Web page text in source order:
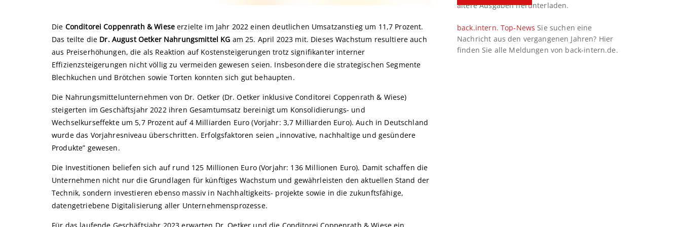
Die Conditorei Coppenrath & Wieseerzielte im Jahr 2022 einen deutlichen Umsatzanstieg um 11,7 Prozent.
Das teilte die Dr. August Oetker Nahrungsmittel KG am 25. April 2023 mit. Dieses Wachstum resultiere auch
aus Preiserhöhungen, die als Reaktion auf Kostensteigerungen trotz signifikanter interner
Effizienzsteigerungen nicht völlig zu vermeiden gewesen seien. Insbesondere die strategischen Segmente
Blechkuchen und Brötchen sowie Torten konnten sich gut behaupten.
Die Nahrungsmittelunternehmen von Dr. Oetker (Dr. Oetker inklusive Conditorei Coppenrath & Wiese)
steigerten im Geschäftsjahr 2022 ihren Gesamtumsatz bereinigt um Konsolidierungs- und
Wechselkurseffekte um 5,7 Prozent auf 4 Milliarden Euro (Vorjahr: 3,7 Milliarden Euro). Auch in Deutschland
wurde das Vorjahresniveau überschritten. Erfolgsfaktoren seien „innovative, nachhaltige und gesündere
Produkte” gewesen.
Die Investitionen beliefen sich auf rund 125 Millionen Euro (Vorjahr: 136 Millionen Euro). Damit schaffen die
Unternehmen nicht nur die Grundlagen für künftiges Wachstum und gewährleisten den aktuellen Stand der
Technik, sondern investieren ebenso massiv in Nachhaltigkeits- projekte sowie in die zukunftsfähige,
datengetriebene Digitalisierung aller Unternehmensprozesse.
Für das laufende Geschäftsjahr 2023 erwarten Dr. Oetker und die Conditorei Coppenrath & Wiese ein
ältere Ausgaben herunterladen.
back.intern. Top-News Sie suchen eine
Nachricht aus den vergangenen Jahren? Hier
finden Sie alle Meldungen von back-intern.de.